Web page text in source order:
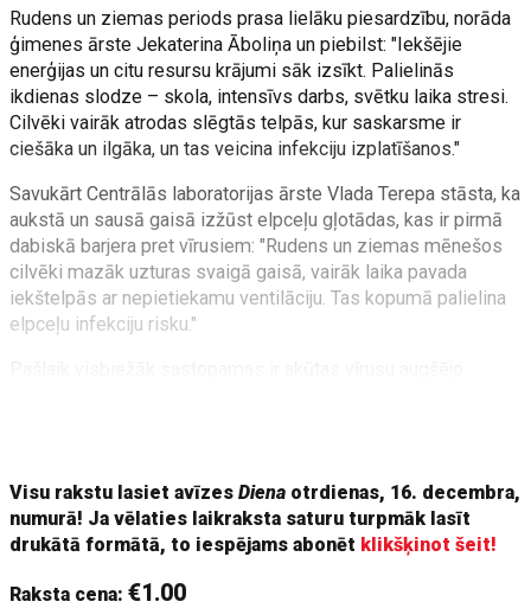
Rudens un ziemas periods prasa lielāku piesardzību, norāda
ģimenes ārste Jekaterina Āboliņa un piebilst: "Iekšējie
enerģijas un citu resursu krājumi sāk izsīkt. Palielinās
ikdienas slodze – skola, intensīvs darbs, svētku laika stresi.
Cilvēki vairāk atrodas slēgtās telpās, kur saskarsme ir
ciešāka un ilgāka, un tas veicina infekciju izplatīšanos."
Savukārt Centrālās laboratorijas ārste Vlada Terepa stāsta, ka
aukstā un sausā gaisā izžūst elpceļu gļotādas, kas ir pirmā
dabiskā barjera pret vīrusiem: "Rudens un ziemas mēnešos
cilvēki mazāk uzturas svaigā gaisā, vairāk laika pavada
iekštelpās ar nepietiekamu ventilāciju. Tas kopumā palielina
elpceļu infekciju risku."
Visu rakstu lasiet avīzesDiena otrdienas, 16. decembra,
numurā! Ja vēlaties laikraksta saturu turpmāk lasīt
drukātā formātā, to iespējams abonēt klikšķinot šeit!
Raksta cena:€1.00